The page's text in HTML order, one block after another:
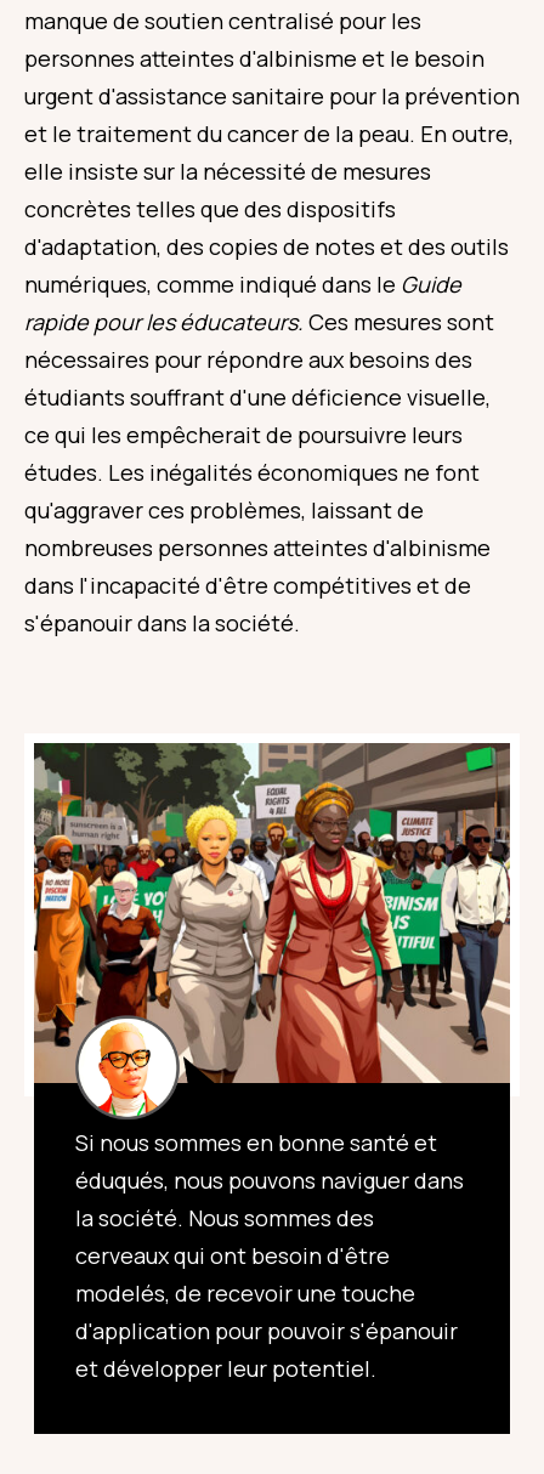
manque de soutien centralisé pour les
personnes atteintes d'albinisme et le besoin
urgent d'assistance sanitaire pour la prévention
et le traitement du cancer de la peau. En outre,
elle insiste sur la nécessité de mesures
concrètes telles que des dispositifs
d'adaptation, des copies de notes et des outils
numériques, comme indiqué dans le Guide
rapide pour les éducateurs. Ces mesures sont
nécessaires pour répondre aux besoins des
étudiants souffrant d'une déficience visuelle,
ce qui les empêcherait de poursuivre leurs
études. Les inégalités économiques ne font
qu'aggraver ces problèmes, laissant de
nombreuses personnes atteintes d'albinisme
dans l'incapacité d'être compétitives et de
s'épanouir dans la société.
Si nous sommes en bonne santé et
éduqués, nous pouvons naviguer dans
la société. Nous sommes des
cerveaux qui ont besoin d'être
modelés, de recevoir une touche
d'application pour pouvoir s'épanouir
et développer leur potentiel.